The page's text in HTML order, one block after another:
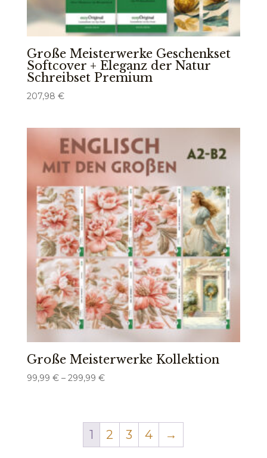
Große Meisterwerke Geschenkset
Softcover + Eleganz der Natur
Schreibset Premium
207,98 €
Große Meisterwerke Kollektion
99,99 € – 299,99 €Preisspanne:
1 2 3 4 →